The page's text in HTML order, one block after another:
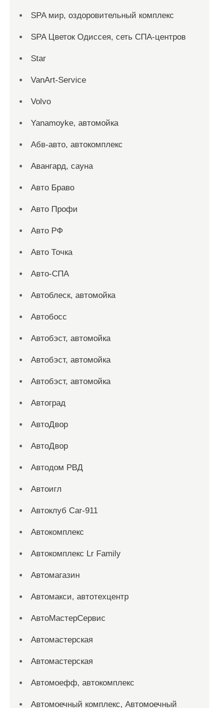
SPA мир, оздоровительный комплекс
SPA Цветок Одиссея, сеть СПА-центров
Star
VanArt-Service
Volvo
Yanamoyke, автомойка
Абв-авто, автокомплекс
Авангард, сауна
Авто Браво
Авто Профи
Авто РФ
Авто Точка
Авто-СПА
Автоблеск, автомойка
Автобосс
Автобэст, автомойка
Автобэст, автомойка
Автобэст, автомойка
Автоград
АвтоДвор
АвтоДвор
Автодом РВД
Автоигл
Автоклуб Car-911
Автокомплекс
Автокомплекс Lr Family
Автомагазин
Автомакси, автотехцентр
АвтоМастерСервис
Автомастерская
Автомастерская
Автомоефф, автокомплекс
Автомоечный комплекс, Автомоечный